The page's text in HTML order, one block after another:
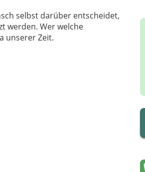
selbst darüber entscheidet,
werden. Wer welche
unserer Zeit.